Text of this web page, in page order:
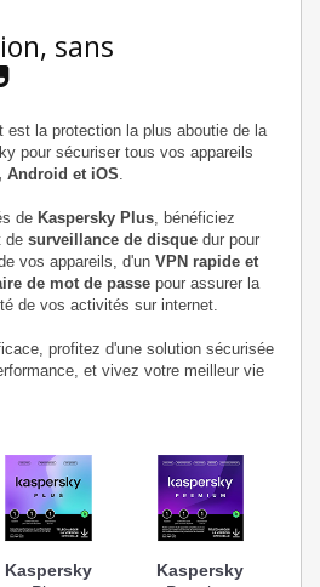
sans
est la protection la plus aboutie de la
pour sécuriser tous vos appareils
Android et iOS.
de Kaspersky Plus, bénéficiez
de surveillance de disque dur pour
vos appareils, d'un VPN rapide et
de mot de passe pour assurer la
de vos activités sur internet.
profitez d'une solution sécurisée
et vivez votre meilleur vie
Kaspersky
Kaspersky